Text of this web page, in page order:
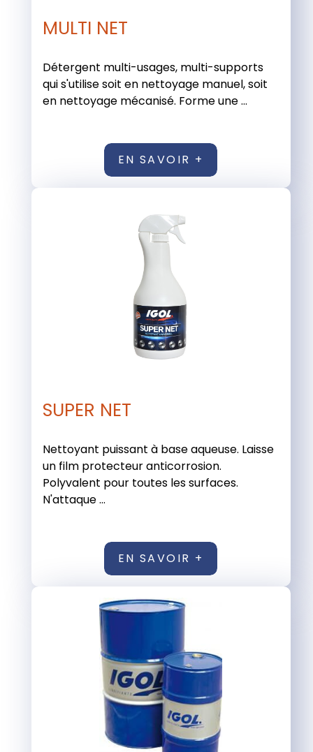
MULTI NET
Détergent multi-usages, multi-supports
qui s'utilise soit en nettoyage manuel, soit
en nettoyage mécanisé. Forme une ...
EN SAVOIR +
SUPER NET
Nettoyant puissant à base aqueuse. Laisse
un film protecteur anticorrosion.
Polyvalent pour toutes les surfaces.
N'attaque ...
EN SAVOIR +